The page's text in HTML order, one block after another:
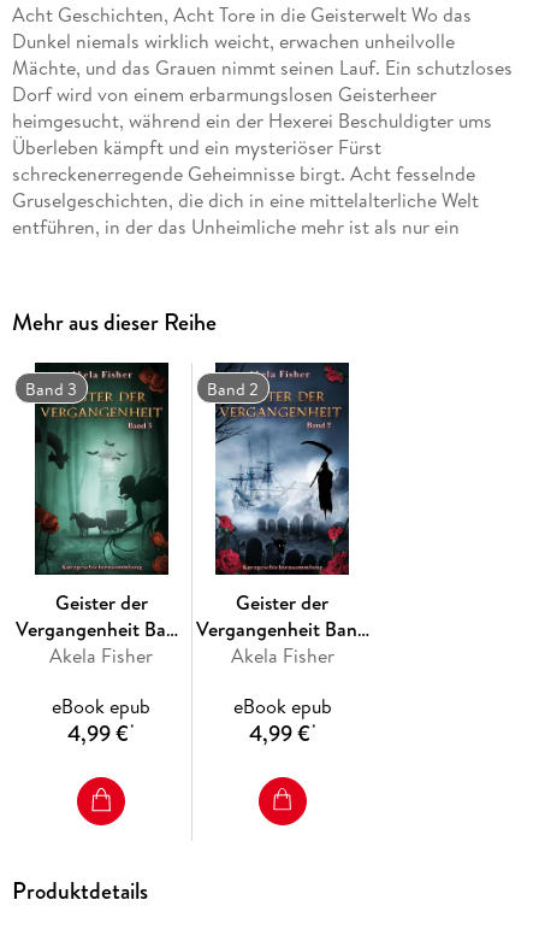
Acht Geschichten, Acht Tore in die Geisterwelt Wo das
Dunkel niemals wirklich weicht, erwachen unheilvolle
Mächte, und das Grauen nimmt seinen Lauf. Ein schutzloses
Dorf wird von einem erbarmungslosen Geisterheer
heimgesucht, während ein der Hexerei Beschuldigter ums
Überleben kämpft und ein mysteriöser Fürst
schreckenerregende Geheimnisse birgt. Acht fesselnde
Gruselgeschichten, die dich in eine mittelalterliche Welt
entführen, in der das Unheimliche mehr ist als nur ein
Kurzgeschichten ihr Unwesen. Unheilvolle Träume und
Vorhersehungen, aber auch homoerotische Augenblicke
entführen den Leser in eine gespenstische und dennoch
liebevolle Welt.
Mehr aus dieser Reihe
Band 3
Geister der
Vergangenheit Band
3
Akela Fisher
eBook epub
4,99 €*
Band 2
Geister der
Vergangenheit Band
2
Akela Fisher
eBook epub
4,99 €*
Produktdetails